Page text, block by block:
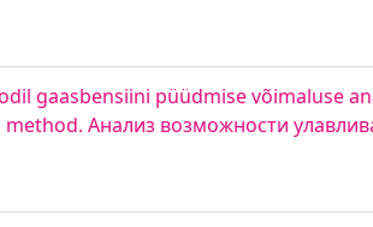
gaasbensiini püüdmise võimaluse
Анализ возможности